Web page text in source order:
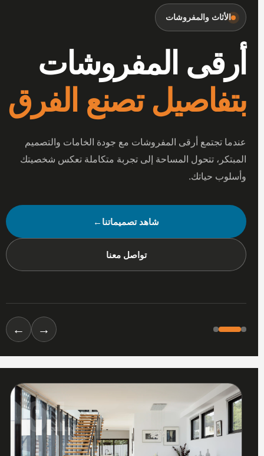
الأثاث والمفروشات
أرقى المفروشات
بتفاصيل تصنع الفرق
عندما تجتمع أرقى المفروشات مع جودة الخامات والتصميم
المبتكر، تتحول المساحة إلى تجربة متكاملة تعكس شخصيتك
وأسلوب حياتك.
شاهد تصميماتنا←
تواصل معنا
→
←
01